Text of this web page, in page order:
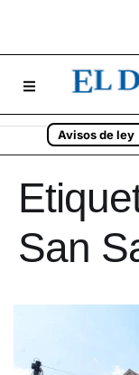
Avisos de ley
San